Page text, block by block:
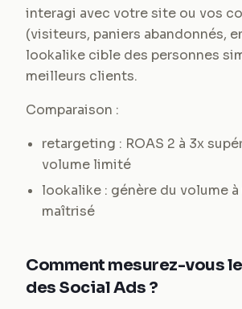
interagi avec votre site ou vos
(visiteurs, paniers abandonnés,
lookalike cible des personnes
meilleurs clients.
Comparaison :
retargeting : ROAS 2 à 3x
volume limité
lookalike : génère du volume à
maîtrisé
Comment mesurez-vous
des Social Ads ?